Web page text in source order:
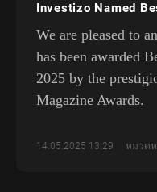
Investizo Named
We are pleased to
has been awarded
2025 by the
Magazine Awards.
14.05.2025 13:29 หมวด